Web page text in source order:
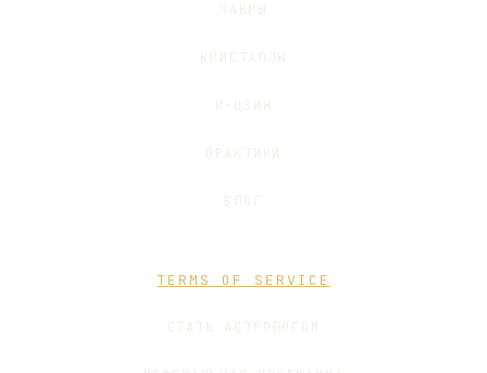
ЧАКРЫ
КРИСТАЛЛЫ
И-ЦЗИН
ПРАКТИКИ
БЛОГ
TERMS OF SERVICE
СТАТЬ АСТРОЛОГОМ